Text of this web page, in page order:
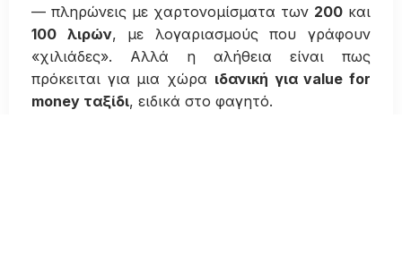
— πληρώνεις με χαρτονομίσματα των 200 και
100 λιρών, με λογαριασμούς που γράφουν
«χιλιάδες». Αλλά η αλήθεια είναι πως
πρόκειται για μια χώρα ιδανική για value for
money ταξίδι, ειδικά στο φαγητό.